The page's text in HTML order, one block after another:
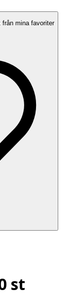
mina favoriter
st